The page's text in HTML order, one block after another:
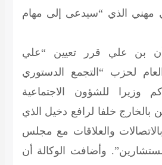
مهني الذي “سيدعى إلى مهام
أن بن علي قرر تعيين “علي
لحزب “التجمع الدستوري
وزيرا للشؤون الاجتماعية
بالخارج خلفا لرافع دخيل الذي
والعلاقات مع مجلس
وأضافت الوكالة أن